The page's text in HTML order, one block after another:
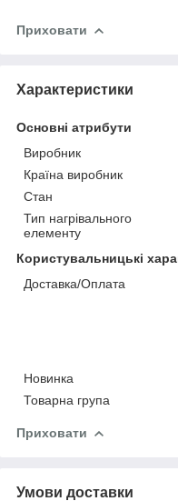
Приховати
Характеристики
Основні атрибути
Виробник
Країна виробник
Стан
Тип нагрівального
елементу
Користувальницькі
Доставка/Оплата
Новинка
Товарна група
Приховати
Умови доставки